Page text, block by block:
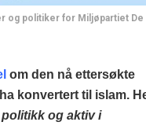
og politiker for Miljøpartiet
om den nå ettersøkte
konvertert til islam.
og aktiv i